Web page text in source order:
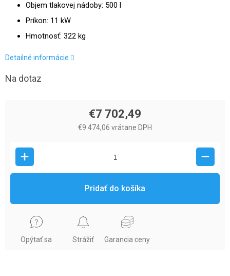
Objem tlakovej nádoby: 500 l
Príkon: 11 kW
Hmotnosť: 322 kg
Detailné informácie
Na dotaz
€7 702,49
€9 474,06 vrátane DPH
Pridať do košíka
Opýtať sa Strážiť Garancia ceny